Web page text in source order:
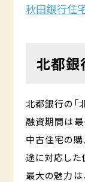
秋田銀行住
北都銀
北都銀行の「
融資期間は最
中古住宅の購
途に対応した
最大の魅力は